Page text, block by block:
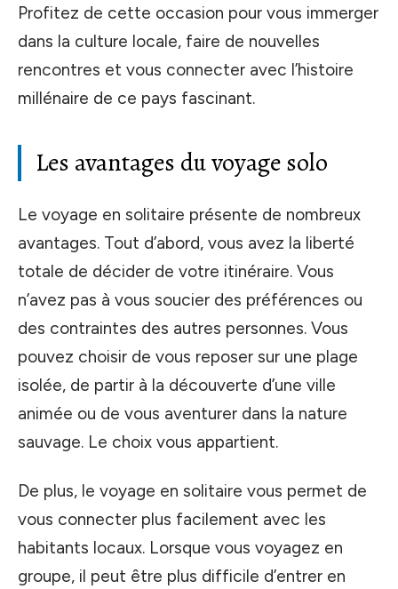
Profitez de cette occasion pour vous immerger
dans la culture locale, faire de nouvelles
rencontres et vous connecter avec l’histoire
millénaire de ce pays fascinant.
Les avantages du voyage solo
Le voyage en solitaire présente de nombreux
avantages. Tout d’abord, vous avez la liberté
totale de décider de votre itinéraire. Vous
n’avez pas à vous soucier des préférences ou
des contraintes des autres personnes. Vous
pouvez choisir de vous reposer sur une plage
isolée, de partir à la découverte d’une ville
animée ou de vous aventurer dans la nature
sauvage. Le choix vous appartient.
De plus, le voyage en solitaire vous permet de
vous connecter plus facilement avec les
habitants locaux. Lorsque vous voyagez en
groupe, il peut être plus difficile d’entrer en